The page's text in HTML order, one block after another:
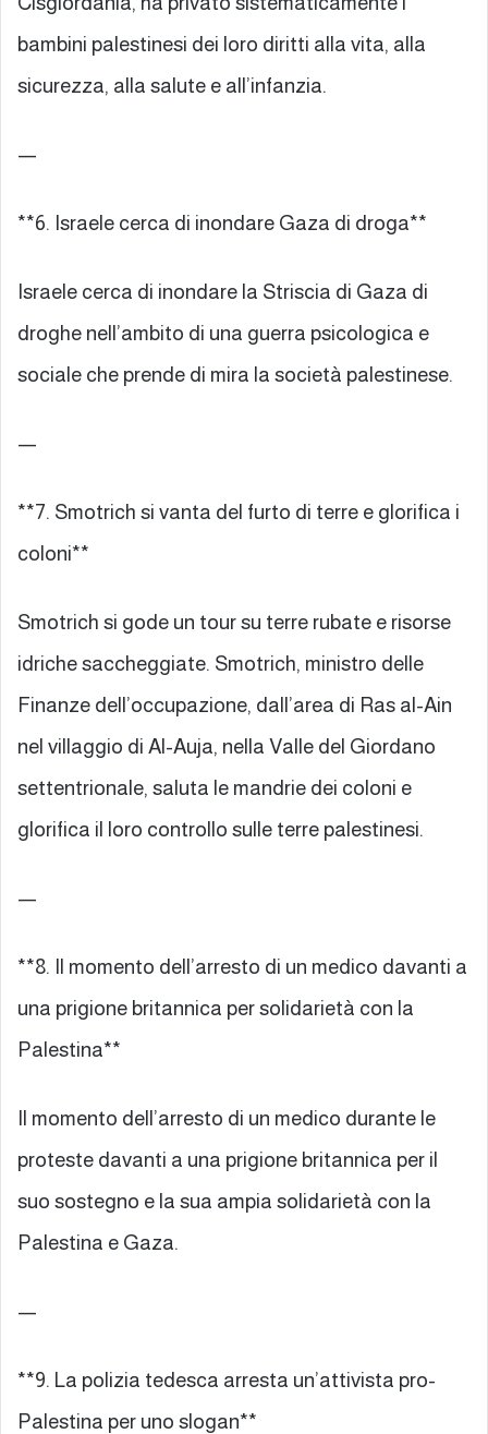
bambini palestinesi dei loro diritti alla vita, alla
sicurezza, alla salute e all’infanzia.
—
**6. Israele cerca di inondare Gaza di droga**
Israele cerca di inondare la Striscia di Gaza di
droghe nell’ambito di una guerra psicologica e
sociale che prende di mira la società palestinese.
—
**7. Smotrich si vanta del furto di terre e glorifica i
coloni**
Smotrich si gode un tour su terre rubate e risorse
idriche saccheggiate. Smotrich, ministro delle
Finanze dell’occupazione, dall’area di Ras al-Ain
nel villaggio di Al-Auja, nella Valle del Giordano
settentrionale, saluta le mandrie dei coloni e
glorifica il loro controllo sulle terre palestinesi.
—
**8. Il momento dell’arresto di un medico davanti a
una prigione britannica per solidarietà con la
Palestina**
Il momento dell’arresto di un medico durante le
proteste davanti a una prigione britannica per il
suo sostegno e la sua ampia solidarietà con la
Palestina e Gaza.
—
**9. La polizia tedesca arresta un’attivista pro-
Palestina per uno slogan**